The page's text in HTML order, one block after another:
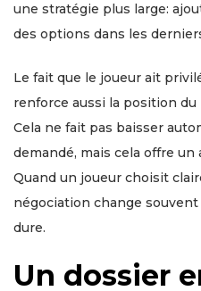
une stratégie plus large:
des options dans les
Le fait que le joueur ait
renforce aussi la position du
Cela ne fait pas baisser
demandé, mais cela offre
Quand un joueur choisit
négociation change
dure.
Un dossier